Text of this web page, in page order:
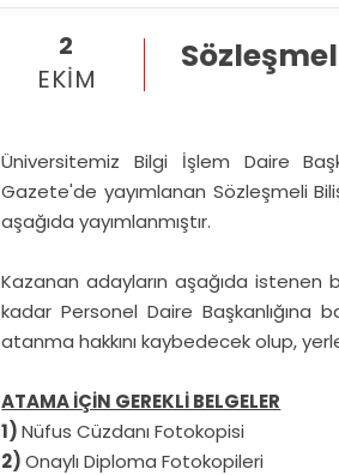
2
EKIM
Üniversitemiz Bilgi İşlem Daire
Gazete'de yayımlanan Sözleşmeli
aşağıda yayımlanmıştır.
Kazanan adayların aşağıda
kadar Personel Daire Başkanlığına
atanma hakkını kaybedecek olup,
ATAMA İÇİN GEREKLİ BELGELER
1)Nüfus Cüzdanı Fotokopisi
2)Onaylı Diploma Fotokopileri